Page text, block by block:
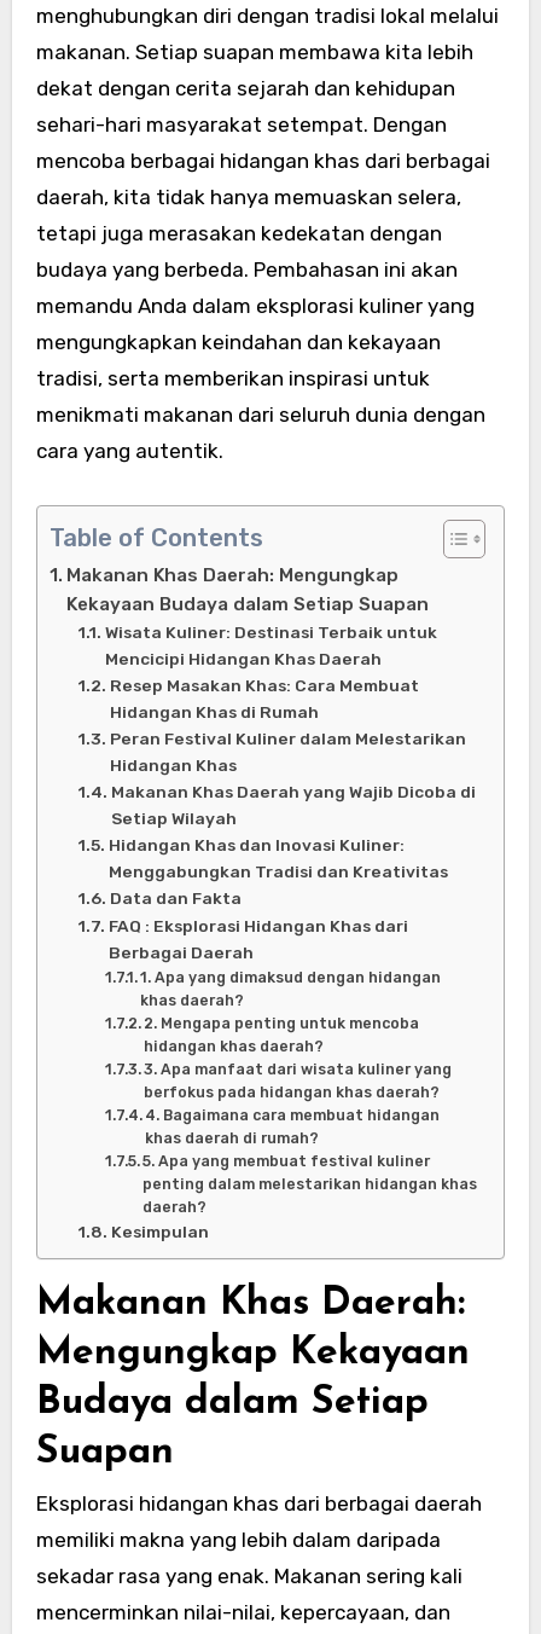
menghubungkan diri dengan tradisi lokal melalui
makanan. Setiap suapan membawa kita lebih
dekat dengan cerita sejarah dan kehidupan
sehari-hari masyarakat setempat. Dengan
mencoba berbagai hidangan khas dari berbagai
daerah, kita tidak hanya memuaskan selera,
tetapi juga merasakan kedekatan dengan
budaya yang berbeda. Pembahasan ini akan
memandu Anda dalam eksplorasi kuliner yang
mengungkapkan keindahan dan kekayaan
tradisi, serta memberikan inspirasi untuk
menikmati makanan dari seluruh dunia dengan
cara yang autentik.
Table of Contents
Makanan Khas Daerah: Mengungkap
Kekayaan Budaya dalam Setiap Suapan
Wisata Kuliner: Destinasi Terbaik untuk
Mencicipi Hidangan Khas Daerah
Resep Masakan Khas: Cara Membuat
Hidangan Khas di Rumah
Peran Festival Kuliner dalam Melestarikan
Hidangan Khas
Makanan Khas Daerah yang Wajib Dicoba di
Setiap Wilayah
Hidangan Khas dan Inovasi Kuliner:
Menggabungkan Tradisi dan Kreativitas
Data dan Fakta
FAQ : Eksplorasi Hidangan Khas dari
Berbagai Daerah
1. Apa yang dimaksud dengan hidangan
khas daerah?
2. Mengapa penting untuk mencoba
hidangan khas daerah?
3. Apa manfaat dari wisata kuliner yang
berfokus pada hidangan khas daerah?
4. Bagaimana cara membuat hidangan
khas daerah di rumah?
5. Apa yang membuat festival kuliner
penting dalam melestarikan hidangan khas
daerah?
Kesimpulan
Makanan Khas Daerah:
Mengungkap Kekayaan
Budaya dalam Setiap
Suapan
Eksplorasi hidangan khas dari berbagai daerah
memiliki makna yang lebih dalam daripada
sekadar rasa yang enak. Makanan sering kali
mencerminkan nilai-nilai, kepercayaan, dan